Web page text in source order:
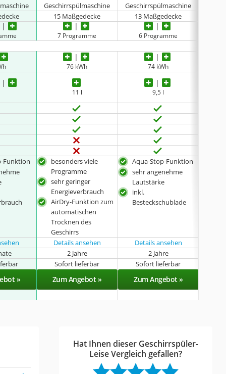
Geschirrspülmaschine
Geschirrspülmaschine
15 Maßgedecke 13 Maßgedecke
7 Programme 6 Programme
76 kWh 74 kWh
11 l 9,5 l
Funktion
besonders viele
Programme
sehr geringer
Energieverbrauch
AirDry-Funktion zum
automatischen
Trocknen des
Geschirrs
Aqua-Stop-Funktion
sehr angenehme
Lautstärke
inkl.
Besteckschublade
Details ansehen
Details ansehen
2 Jahre
2 Jahre
Sofort lieferbar Sofort lieferbar
» Zum Angebot » Zum Angebot »
Hat Ihnen dieser Geschirrspüler-
Leise Vergleich gefallen?